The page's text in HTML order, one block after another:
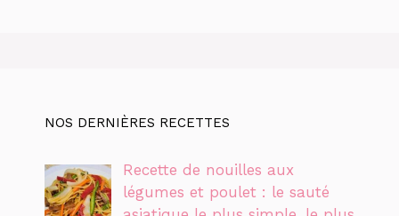
NOS DERNIÈRES RECETTES
Recette de nouilles aux
légumes et poulet : le sauté